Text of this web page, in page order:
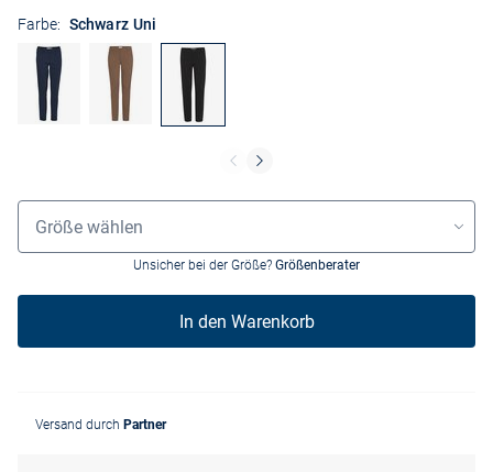
Farbe: Schwarz Uni
Größenauswahl
Größe wählen
Unsicher bei der Größe? Größenberater
In den Warenkorb
Versand durch Partner